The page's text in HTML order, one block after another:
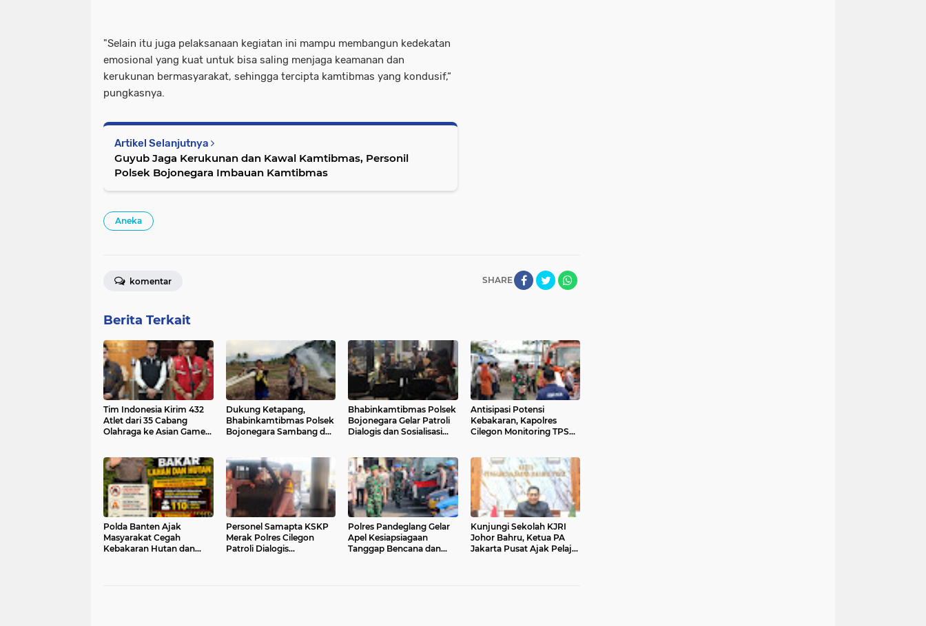
"Selain itu juga pelaksanaan kegiatan ini mampu membangun kedekatan
emosional yang kuat untuk bisa saling menjaga keamanan dan
kerukunan bermasyarakat, sehingga tercipta kamtibmas yang kondusif,“
pungkasnya.
Artikel Selanjutnya
Guyub Jaga Kerukunan dan Kawal Kamtibmas, Personil
Polsek Bojonegara Imbauan Kamtibmas
Aneka
SHARE
komentar
Berita Terkait
Tim Indonesia Kirim 432
Atlet dari 35 Cabang
Olahraga ke Asian Games
Dukung Ketapang,
Bhabinkamtibmas Polsek
Bojonegara Sambang dan
Hotline Polri 110
Bhabinkamtibmas Polsek
Bojonegara Gelar Patroli
Dialogis dan Sosialisasi
Antisipasi Potensi
Kebakaran, Kapolres
Cilegon Monitoring TPSA
Polda Banten Ajak
Masyarakat Cegah
Kebakaran Hutan dan
Personel Samapta KSKP
Merak Polres Cilegon
Patroli Dialogis
Polres Pandeglang Gelar
Apel Kesiapsiagaan
Tanggap Bencana dan
Kunjungi Sekolah KJRI
Johor Bahru, Ketua PA
Jakarta Pusat Ajak Pelajar